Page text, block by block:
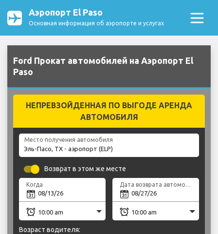
Аэропорт El Paso
Основная информация об аэропорте и услугах
Ford Прокат автомобилей на Аэропорт El
Paso
НЕПРЕВЗОЙДЕННАЯ ПО ВЫГОДЕ АРЕНДА
АВТОМОБИЛЯ
Место получения автомобиля
Возврат в этом же месте
Когда Дата возврата автомобиля
Возраст водителя: